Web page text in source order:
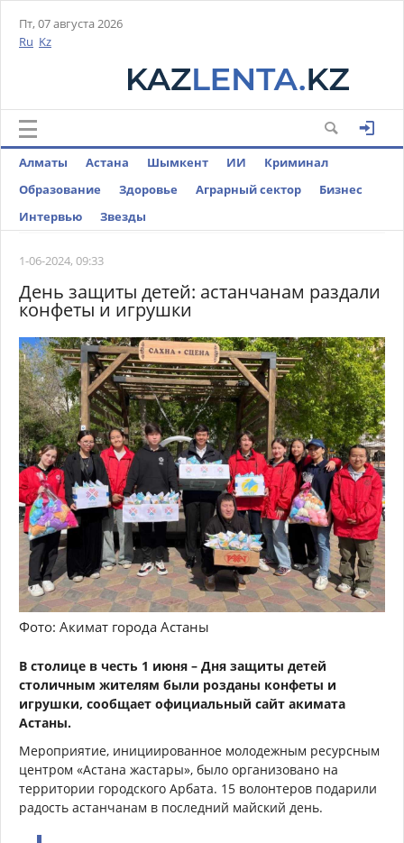
Пт, 07 августа 2026
Ru Kz
Алматы Астана Шымкент ИИ
Криминал
Образование
Здоровье Аграрный сектор
Бизнес
Интервью
Звезды
1-06-2024, 09:33
День защиты детей: астанчанам раздали
конфеты и игрушки
Фото: Акимат города Астаны
В столице в честь 1 июня – Дня защиты детей
столичным жителям были розданы конфеты и
игрушки, сообщает официальный сайт акимата
Астаны.
Мероприятие, инициированное молодежным ресурсным
центром «Астана жастары», было организовано на
территории городского Арбата. 15 волонтеров подарили
радость астанчанам в последний майский день.